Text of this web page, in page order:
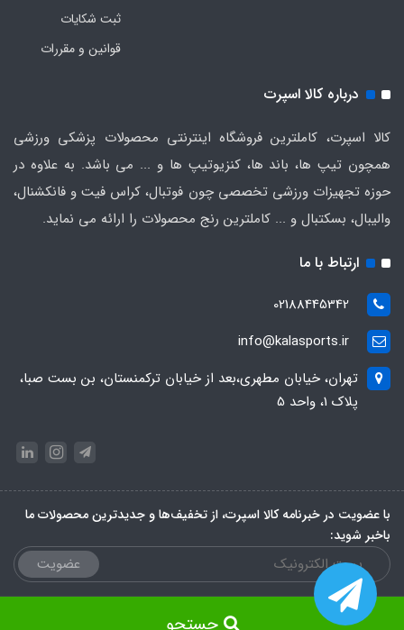
جستجو
ثبت شکایات
قوانین و مقررات
درباره کالا اسپرت
کالا اسپرت، کاملترین فروشگاه اینترنتی محصولات پزشکی ورزشی
همچون تیپ ها، باند ها، کنزیوتیپ ها و ... می باشد. به علاوه در
حوزه تجهیزات ورزشی تخصصی چون فوتبال، کراس فیت و فانکشنال،
والیبال، بسکتبال و ... کاملترین رنج محصولات را ارائه می نماید.
ارتباط با ما
02188445342
info@kalasports.ir
تهران، خیابان مطهری،بعد از خیابان ترکمنستان، بن بست صبا،
پلاک 1، واحد 5
با عضویت در خبرنامه کالا اسپرت، از تخفیف‌ها و جدیدترین‌ محصولات ما
باخبر شوید:
عضویت
ساخت سایت توسط